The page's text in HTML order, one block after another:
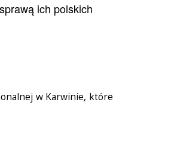
ich polskich
w Karwinie, które